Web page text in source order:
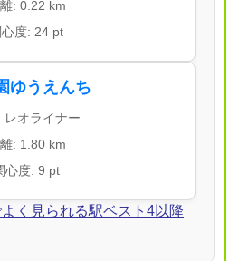
: 0.22 km
心度: 24 pt
ゆうえんち
レオライナー
: 1.80 km
心度: 9 pt
く見られる駅ベスト4以降